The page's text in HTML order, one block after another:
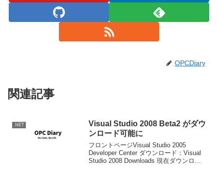
OPCDiary
関連記事
.NET
Visual Studio 2008 Beta2 がダウ
ンロード可能に
フロントページVisual Studio 2005
Developer Center ダウンロード：Visual
Studio 2008 Downloads 現在ダウンロー